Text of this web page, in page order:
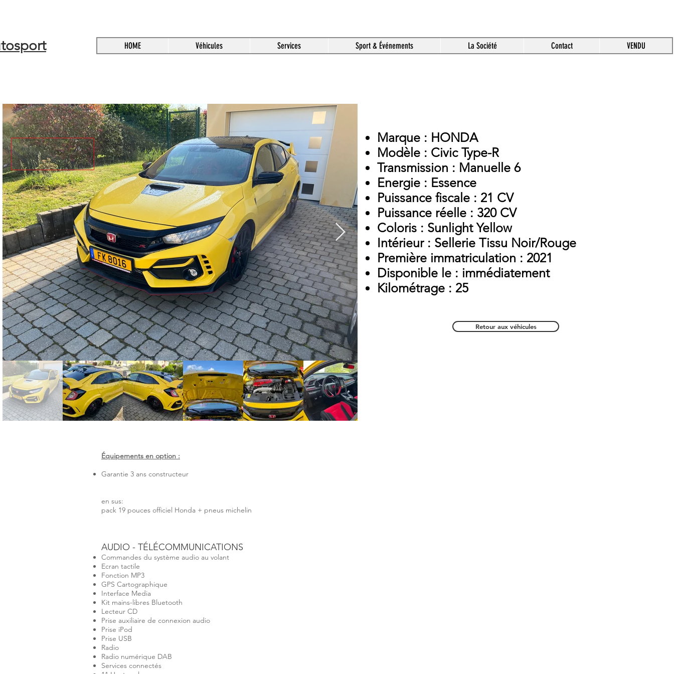
Retour aux véhicules
Marque : HONDA
Modèle : Civic Type-R
Transmission : Manuelle 6
Energie : Essence
Puissance fiscale : 21 CV
Puissance réelle : 320 CV
Coloris : Sunlight Yellow
Intérieur : Sellerie Tissu Noir/Rouge
Première immatriculation : 2021
Disponible le : immédiatement
Kilométrage : 25
Équipements en option :
Garantie 3 ans constructeur
en sus:
pack 19 pouces officiel Honda + pneus michelin
AUDIO - TÉLÉCOMMUNICATIONS
Commandes du système audio au volant
Ecran tactile
Fonction MP3
GPS Cartographique
Interface Media
Kit mains-libres Bluetooth
Lecteur CD
Prise auxiliaire de connexion audio
Prise iPod
Prise USB
Radio
Radio numérique DAB
Services connectés
HOME Véhicules Services Sport & Événements La Société Contact VENDU